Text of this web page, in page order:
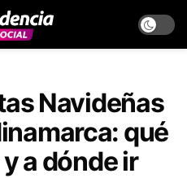
Navideñas
qué
a dónde ir